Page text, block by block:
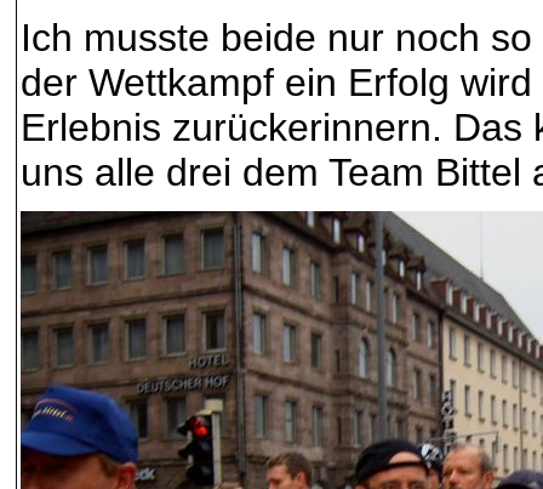
Ich musste beide nur noch
der Wettkampf ein Erfolg
Erlebnis zurückerinnern.
uns alle drei dem Team Bittel